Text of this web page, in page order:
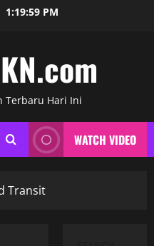
1:19:59 PM
Terbaru Hari Ini
WATCH VIDEO
Transit